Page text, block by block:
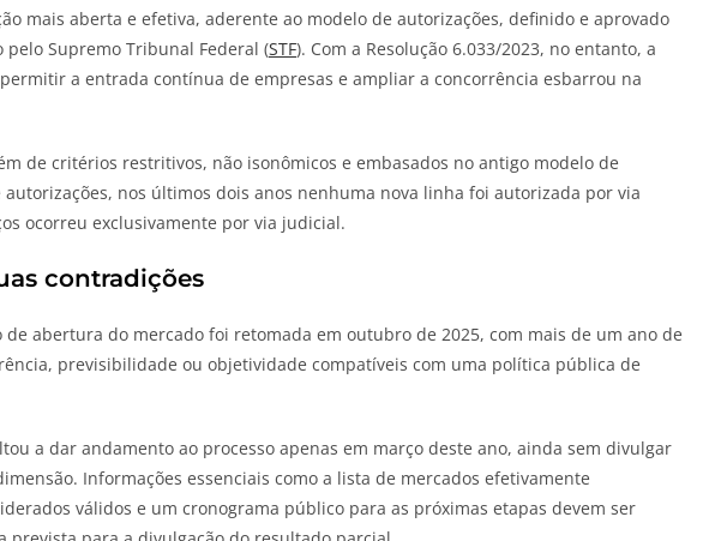
mais aberta e efetiva, aderente ao modelo de autorizações, definido e aprovado
pelo Supremo Tribunal Federal (STF). Com a Resolução 6.033/2023, no entanto, a
a entrada contínua de empresas e ampliar a concorrência esbarrou na
de critérios restritivos, não isonômicos e embasados no antigo modelo de
nos últimos dois anos nenhuma nova linha foi autorizada por via
ocorreu exclusivamente por via judicial.
contradições
abertura do mercado foi retomada em outubro de 2025, com mais de um ano de
previsibilidade ou objetividade compatíveis com uma política pública de
a dar andamento ao processo apenas em março deste ano, ainda sem divulgar
Informações essenciais como a lista de mercados efetivamente
válidos e um cronograma público para as próximas etapas devem ser